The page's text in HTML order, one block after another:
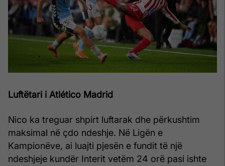
Luftëtari i Atlético Madrid
Nico ka treguar shpirt luftarak dhe përkushtim
maksimal në çdo ndeshje. Në Ligën e
Kampionëve, ai luajti pjesën e fundit të një
ndeshjeje kundër Interit vetëm 24 orë pasi ishte